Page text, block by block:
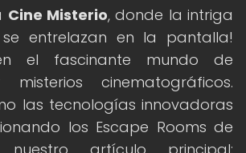
Cine Misterio, donde la intriga
entrelazan en la pantalla!
el fascinante mundo de
cinematográficos.
las tecnologías innovadoras
los Escape Rooms de